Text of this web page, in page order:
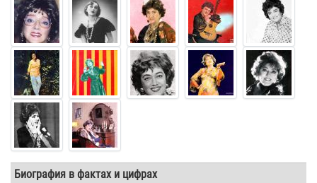
Биография в фактах и цифрах